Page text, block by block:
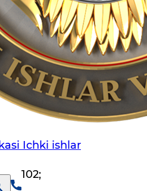
Ichki ishlаr
102;